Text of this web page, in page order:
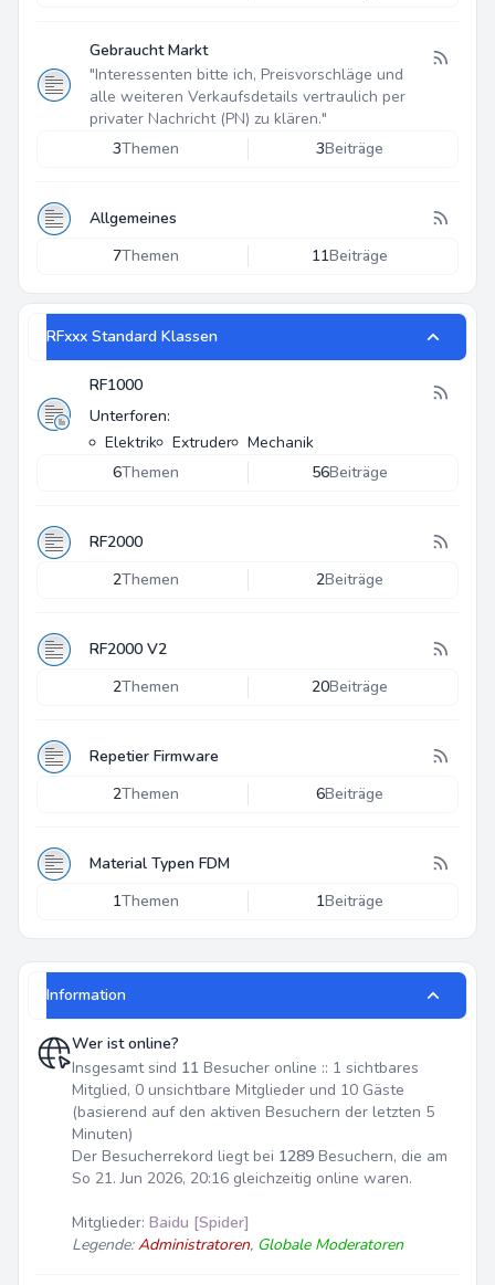
Gebraucht Markt
"Interessenten bitte ich, Preisvorschläge und
alle weiteren Verkaufsdetails vertraulich per
privater Nachricht (PN) zu klären."
3Themen 3Beiträge
Allgemeines
7Themen 11Beiträge
RFxxx Standard Klassen
RF1000
Unterforen:
Elektrik
Extruder
Mechanik
6Themen 56Beiträge
RF2000
2Themen 2Beiträge
RF2000 V2
2Themen 20Beiträge
Repetier Firmware
2Themen 6Beiträge
Material Typen FDM
1Themen 1Beiträge
Information
Wer ist online?
Insgesamt sind 11 Besucher online :: 1 sichtbares
Mitglied, 0 unsichtbare Mitglieder und 10 Gäste
(basierend auf den aktiven Besuchern der letzten 5
Minuten)
Der Besucherrekord liegt bei 1289 Besuchern, die am
So 21. Jun 2026, 20:16 gleichzeitig online waren.
Mitglieder: Baidu [Spider]
Legende:Administratoren, Globale Moderatoren